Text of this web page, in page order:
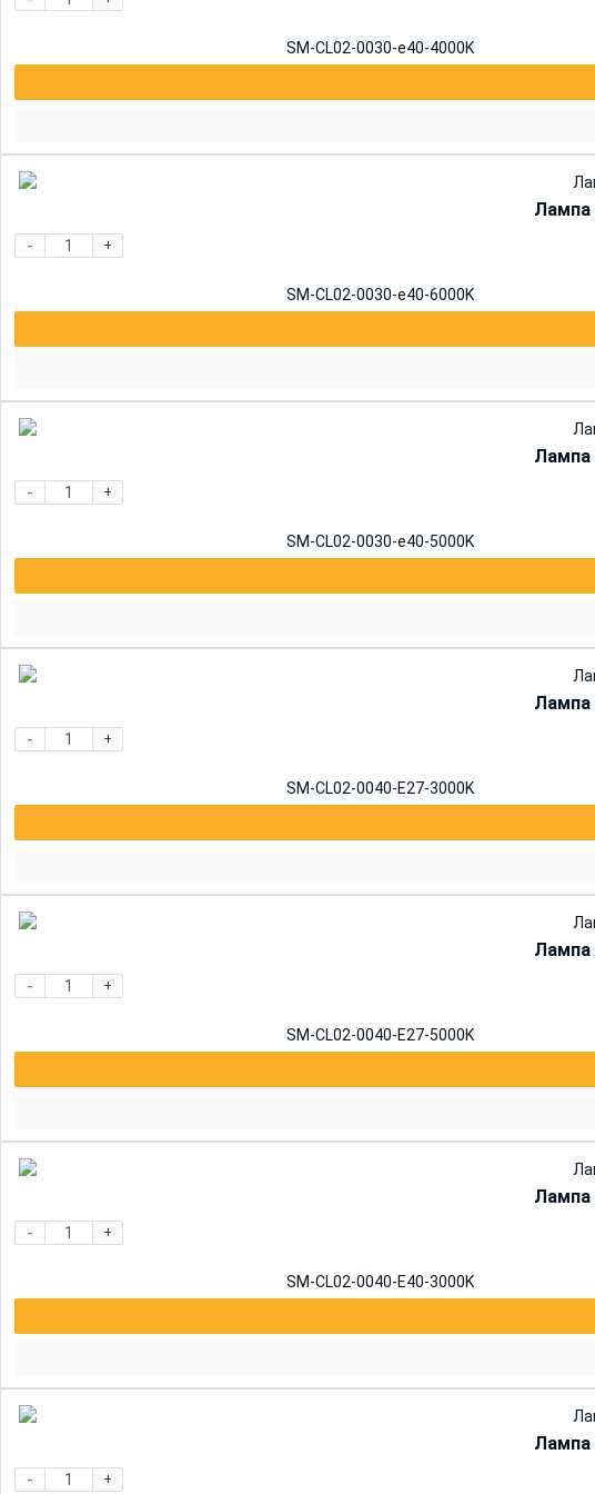
SM-CL02-0030-e40-4000K
Лампа
- +
SM-CL02-0030-e40-6000K
Лампа
- +
SM-CL02-0030-e40-5000K
Лампа
- +
SM-CL02-0040-E27-3000K
Лампа
- +
SM-CL02-0040-E27-5000K
Лампа
- +
SM-CL02-0040-E40-3000K
Лампа
- +